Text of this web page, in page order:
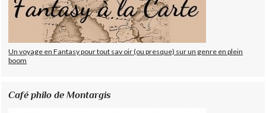
Un voyage en Fantasy pour tout sav oir (ou presque) sur un genre en plein
boom
Café philo de Montargis